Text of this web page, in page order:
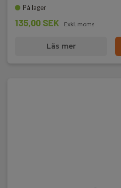
På lager
135,00 SEK Exkl. moms
Läs mer